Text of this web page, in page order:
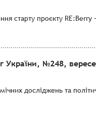
старту проєкту
України, №248,
досліджень та